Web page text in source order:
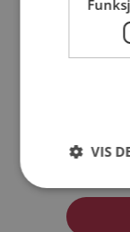
Jeg
VIS